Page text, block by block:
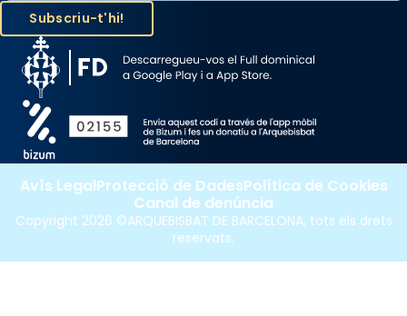
Copyright 2026 ©ARQUEBISBAT DE BARCELONA, tots els drets
reservats.
Avís LegalProtecció de DadesPolítica de Cookies
Canal de denúncia